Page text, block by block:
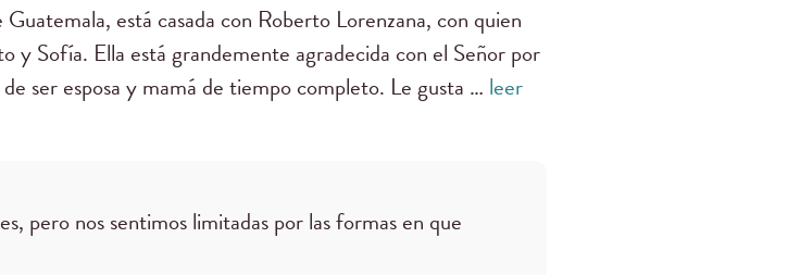
Guatemala, está casada con Roberto Lorenzana, con quien
y Sofía. Ella está grandemente agradecida con el Señor por
ser esposa y mamá de tiempo completo. Le gusta … leer
pero nos sentimos limitadas por las formas en que